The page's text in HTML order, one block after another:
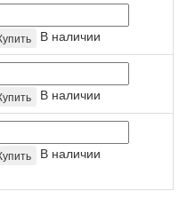
В наличии
В наличии
В наличии